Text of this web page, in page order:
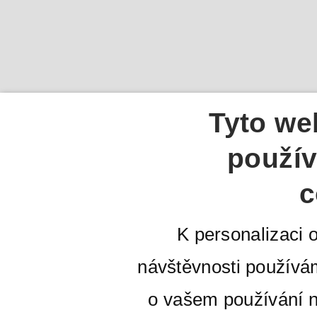
Tyto
K personalizaci
návštěvnosti
o vašem používání